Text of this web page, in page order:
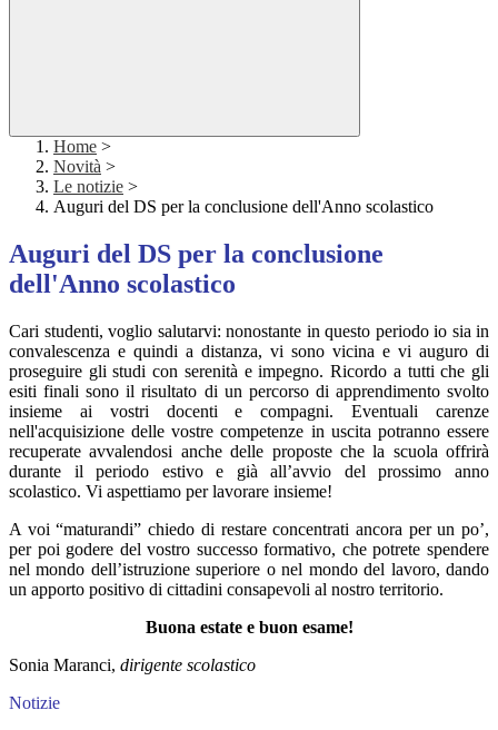
Home >
Novità >
Le notizie >
Auguri del DS per la conclusione dell'Anno scolastico
Auguri del DS per la conclusione
dell'Anno scolastico
Cari studenti, voglio salutarvi: nonostante in questo periodo io sia in
convalescenza e quindi a distanza, vi sono vicina e vi auguro di
proseguire gli studi con serenità e impegno. Ricordo a tutti che gli
esiti finali sono il risultato di un percorso di apprendimento svolto
insieme ai vostri docenti e compagni. Eventuali carenze
nell'acquisizione delle vostre competenze in uscita potranno essere
recuperate avvalendosi anche delle proposte che la scuola offrirà
durante il periodo estivo e già all’avvio del prossimo anno
scolastico. Vi aspettiamo per lavorare insieme!
A voi “maturandi” chiedo di restare concentrati ancora per un po’,
per poi godere del vostro successo formativo, che potrete spendere
nel mondo dell’istruzione superiore o nel mondo del lavoro, dando
un apporto positivo di cittadini consapevoli al nostro territorio.
Buona estate e buon esame!
Sonia Maranci, dirigente scolastico
Notizie